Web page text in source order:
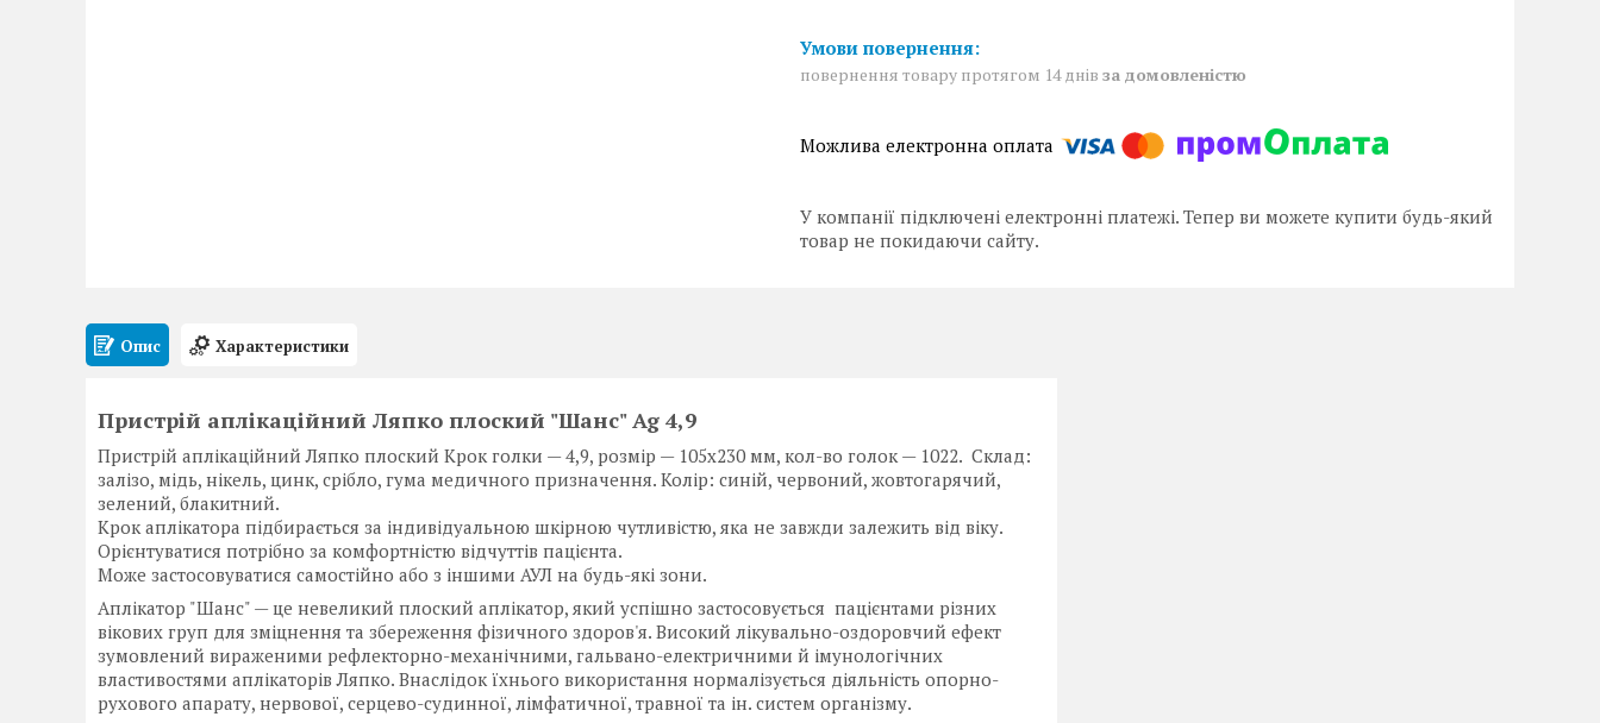
повернення товару протягом 14 днів за домовленістю
У компанії підключені електронні платежі. Тепер ви можете купити будь-який
товар не покидаючи сайту.
Опис Характеристики
Пристрій аплікаційний Ляпко плоский "Шанс" Ag 4,9
Пристрій аплікаційний Ляпко плоский Крок голки — 4,9, розмір — 105х230 мм, кол-во голок — 1022. Склад:
залізо, мідь, нікель, цинк, срібло, гума медичного призначення. Колір: синій, червоний, жовтогарячий,
зелений, блакитний.
Крок аплікатора підбирається за індивідуальною шкірною чутливістю, яка не завжди залежить від віку.
Орієнтуватися потрібно за комфортністю відчуттів пацієнта.
Може застосовуватися самостійно або з іншими АУЛ на будь-які зони.
Аплікатор "Шанс" — це невеликий плоский аплікатор, який успішно застосовується пацієнтами різних
вікових груп для зміцнення та збереження фізичного здоров'я. Високий лікувально-оздоровчий ефект
зумовлений вираженими рефлекторно-механічними, гальвано-електричними й імунологічних
властивостями аплікаторів Ляпко. Внаслідок їхнього використання нормалізується діяльність опорно-
рухового апарату, нервової, серцево-судинної, лімфатичної, травної та ін. систем організму.